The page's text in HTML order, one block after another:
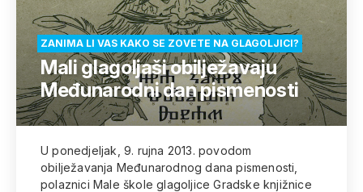
ZANIMA LI VAS KAKO SE ZOVETE NA GLAGOLJICI?
Mali glagoljaši obilježavaju
Međunarodni dan pismenosti
U ponedjeljak, 9. rujna 2013. povodom
obilježavanja Međunarodnog dana pismenosti,
polaznici Male škole glagoljice Gradske knjižnice